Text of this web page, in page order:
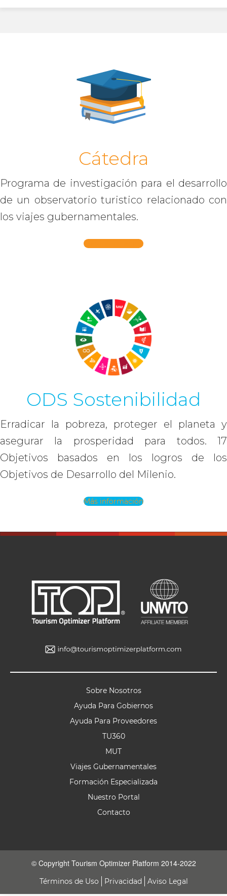
Cátedra
Programa de investigación para el desarrollo
de un observatorio turistico relacionado con
los viajes gubernamentales.
Más información
ODS Sostenibilidad
Erradicar la pobreza, proteger el planeta y
asegurar la prosperidad para todos. 17
Objetivos basados en los logros de los
Objetivos de Desarrollo del Milenio.
Más información
Sobre Nosotros
Ayuda Para Gobiernos
Ayuda Para Proveedores
TU360
MUT
Viajes Gubernamentales
Formación Especializada
Nuestro Portal
Contacto
© Copyright Tourism Optimizer Platform 2014-2022
Términos de Uso Privacidad Aviso Legal